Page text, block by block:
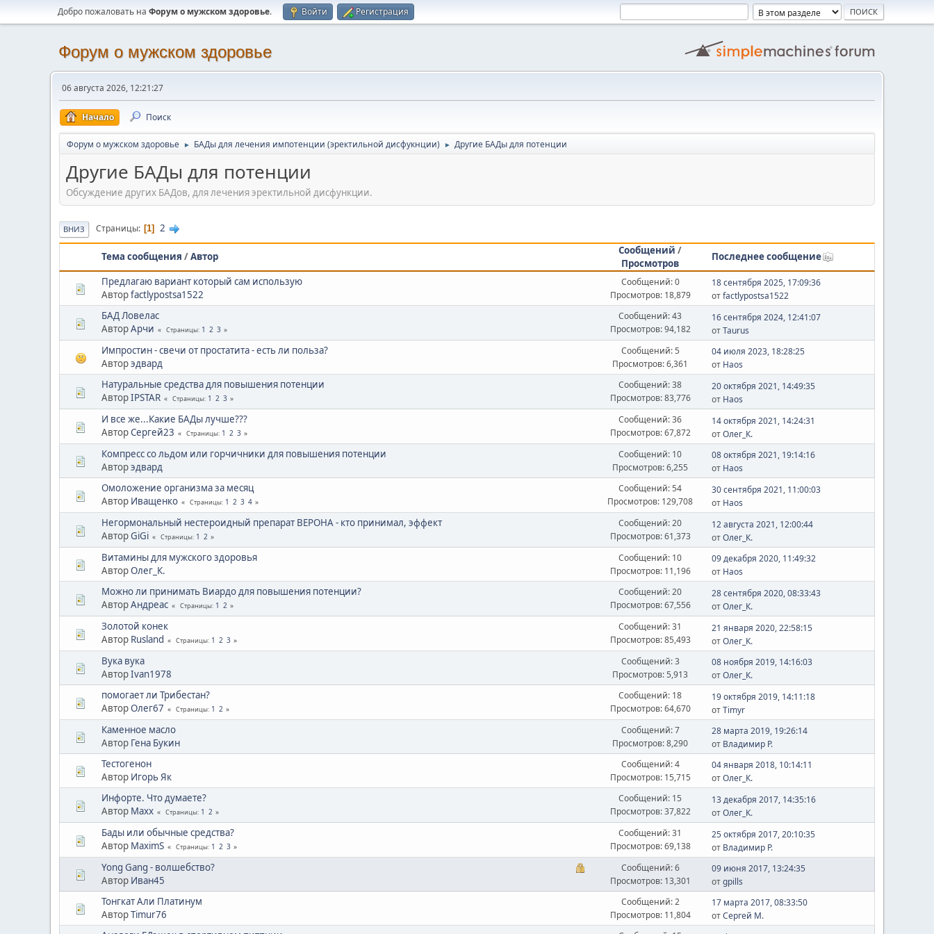
Добро пожаловать на Форум о мужском здоровье. Войти Регистрация
Форум о мужском здоровье
06 августа 2026, 12:21:27
Начало Поиск
Форум о мужском здоровье ► БАДы для лечения импотенции (эректильной дисфукнции) ► Другие БАДы для потенции
Другие БАДы для потенции
Обсуждение других БАДов, для лечения эректильной дисфункции.
ВНИЗ Страницы 1 2
Тема сообщения /Автор
Сообщений /
Просмотров
Последнее сообщение
Предлагаю вариант который сам использую
Авторfactlypostsa1522
Сообщений: 0
Просмотров: 18,879
18 сентября 2025, 17:09:36
отfactlypostsa1522
БАД Ловелас
АвторАрчи Страницы 1 2 3
Сообщений: 43
Просмотров: 94,182
16 сентября 2024, 12:41:07
отTaurus
Импростин - свечи от простатита - есть ли польза?
Авторэдвард
Сообщений: 5
Просмотров: 6,361
04 июля 2023, 18:28:25
от Haos
Натуральные средства для повышения потенции
АвторIPSTAR Страницы 1 2 3
Сообщений: 38
Просмотров: 83,776
20 октября 2021, 14:49:35
от Haos
И все же...Какие БАДы лучше???
АвторСергей23 Страницы 1 2 3
Сообщений: 36
Просмотров: 67,872
14 октября 2021, 14:24:31
отОлег_К.
Компресс со льдом или горчичники для повышения потенции
Авторэдвард
Сообщений: 10
Просмотров: 6,255
08 октября 2021, 19:14:16
от Haos
Омоложение организма за месяц
Автор Иващенко Страницы 1 2 3 4
Сообщений: 54
Просмотров: 129,708
30 сентября 2021, 11:00:03
от Haos
Негормональный нестероидный препарат ВЕРОНА - кто принимал, эффект
АвторGiGi Страницы 1 2
Сообщений: 20
Просмотров: 61,373
12 августа 2021, 12:00:44
отОлег_К.
Витамины для мужского здоровья
АвторОлег_К.
Сообщений: 10
Просмотров: 11,196
09 декабря 2020, 11:49:32
от Haos
Можно ли принимать Виардо для повышения потенции?
АвторАндреас Страницы 1 2
Сообщений: 20
Просмотров: 67,556
28 сентября 2020, 08:33:43
отОлег_К.
Золотой конек
Автор Rusland Страницы 1 2 3
Сообщений: 31
Просмотров: 85,493
21 января 2020, 22:58:15
отОлег_К.
Вука вука
АвторIvan1978
Сообщений: 3
Просмотров: 5,913
08 ноября 2019, 14:16:03
отОлег_К.
помогает ли Трибестан?
АвторОлег67 Страницы 1 2
Сообщений: 18
Просмотров: 64,670
19 октября 2019, 14:11:18
отTimyr
Каменное масло
Автор Гена Букин
Сообщений: 7
Просмотров: 8,290
28 марта 2019, 19:26:14
от Владимир Р.
Тестогенон
Автор Игорь Як
Сообщений: 4
Просмотров: 15,715
04 января 2018, 10:14:11
отОлег_К.
Инфорте. Что думаете?
Автор Maxx Страницы 1 2
Сообщений: 15
Просмотров: 37,822
13 декабря 2017, 14:35:16
отОлег_К.
Бады или обычные средства?
Автор MaximS Страницы 1 2 3
Сообщений: 31
Просмотров: 69,138
25 октября 2017, 20:10:35
от Владимир Р.
Yong Gang - волшебство?
Автор Иван45
Сообщений: 6
Просмотров: 13,301
09 июня 2017, 13:24:35
отgpills
Тонгкат Али Платинум
АвторTimur76
Сообщений: 2
Просмотров: 11,804
17 марта 2017, 08:33:50
отСергей М.